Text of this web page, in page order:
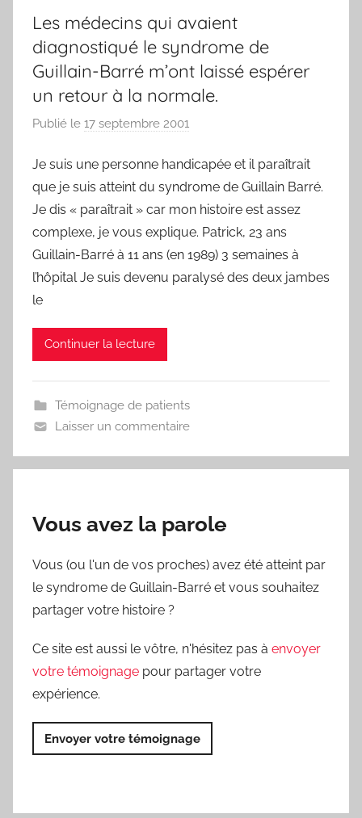
Les médecins qui avaient
diagnostiqué le syndrome de
Guillain-Barré m’ont laissé espérer
un retour à la normale.
Publié le 17 septembre 2001
r
F
r
e
d
Je suis une personne handicapée et il paraîtrait
que je suis atteint du syndrome de Guillain Barré.
Je dis « paraîtrait » car mon histoire est assez
complexe, je vous explique. Patrick, 23 ans
Guillain-Barré à 11 ans (en 1989) 3 semaines à
l’hôpital Je suis devenu paralysé des deux jambes
le
Continuer la lecture
Témoignage de patients
Laisser un commentaire
Vous avez la parole
Vous (ou l'un de vos proches) avez été atteint par
le syndrome de Guillain-Barré et vous souhaitez
partager votre histoire ?
Ce site est aussi le vôtre, n'hésitez pas à envoyer
votre témoignage pour partager votre
expérience.
Envoyer votre témoignage